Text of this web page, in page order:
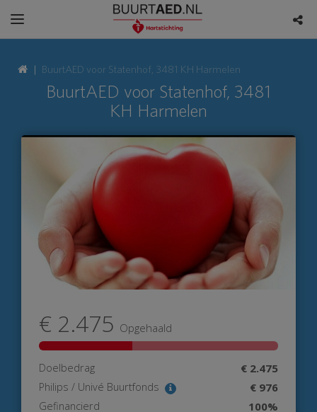
BuurtAED voor Statenhof, 3481 KH Harmelen
BuurtAED voor Statenhof, 3481
KH Harmelen
€ 2.475 Opgehaald
Doelbedrag € 2.475
Philips / Univé Buurtfonds € 976
Gefinancierd 100%